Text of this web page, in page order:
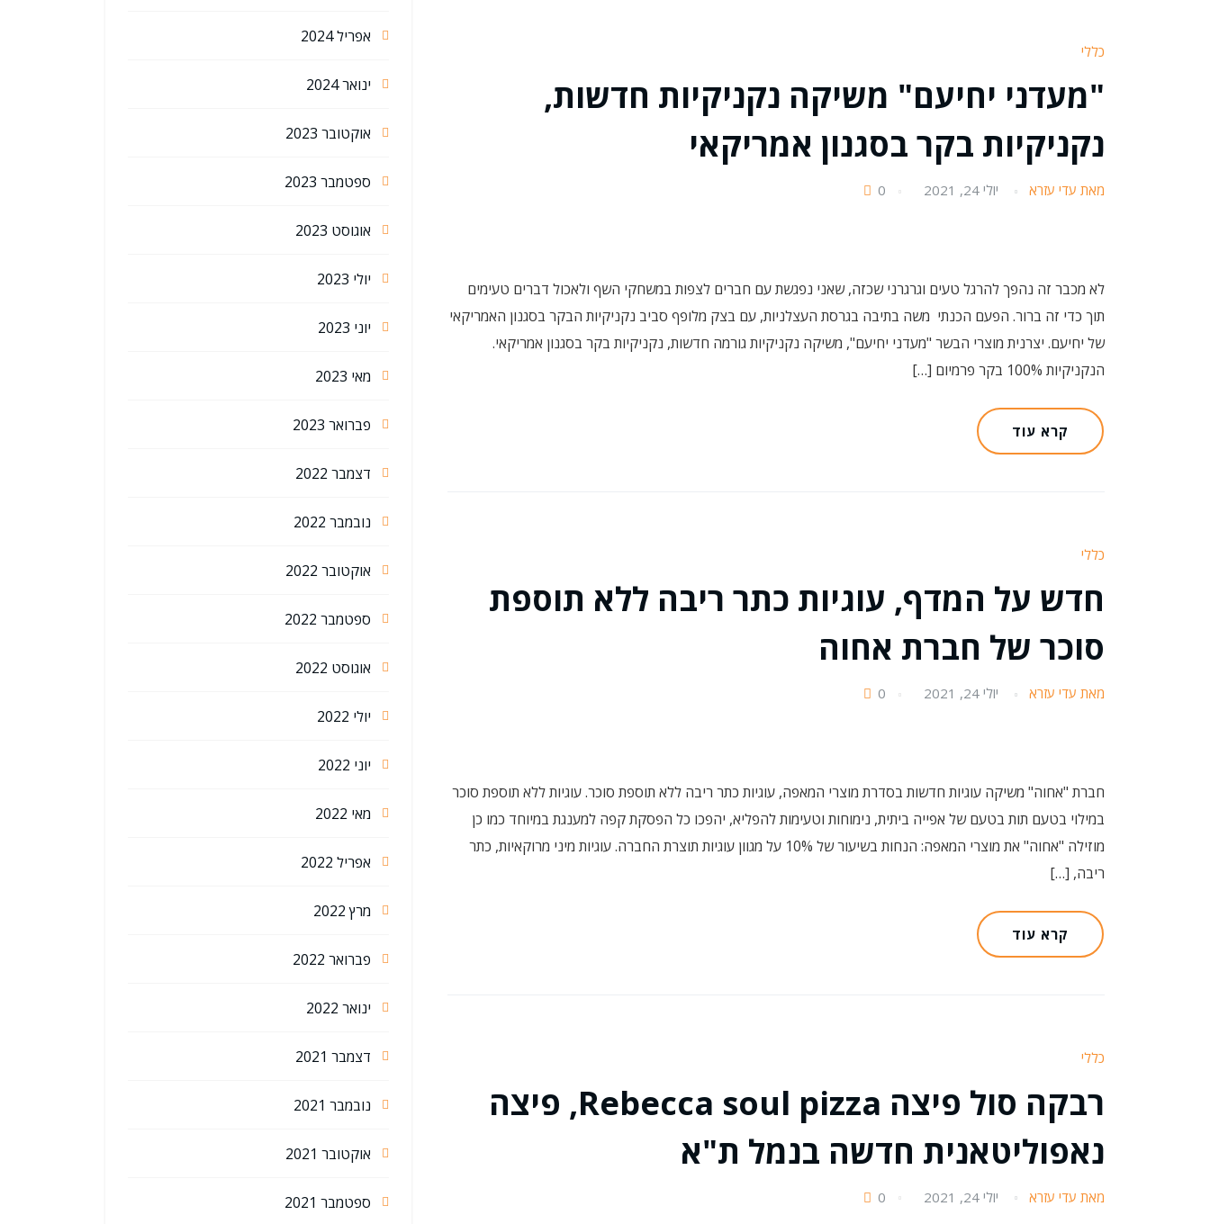
כללי
"מעדני יחיעם" משיקה נקניקיות חדשות,
נקניקיות בקר בסגנון אמריקאי
מאת עדי עזרא יולי 24, 2021 0
לא מכבר זה נהפך להרגל טעים וגרגרני שכזה, שאני נפגשת עם חברים לצפות במשחקי השף ולאכול דברים טעימים
תוך כדי זה ברור. הפעם הכנתי משה בתיבה בגרסת העצלניות, עם בצק מלופף סביב נקניקיות הבקר בסגנון האמריקאי
של יחיעם. יצרנית מוצרי הבשר "מעדני יחיעם", משיקה נקניקיות גורמה חדשות, נקניקיות בקר בסגנון אמריקאי.
הנקניקיות 100% בקר פרמיום […]
קרא עוד
כללי
חדש על המדף, עוגיות כתר ריבה ללא תוספת
סוכר של חברת אחוה
מאת עדי עזרא יולי 24, 2021 0
חברת "אחוה" משיקה עוגיות חדשות בסדרת מוצרי המאפה, עוגיות כתר ריבה ללא תוספת סוכר. עוגיות ללא תוספת סוכר
במילוי בטעם תות בטעם של אפייה ביתית, נימוחות וטעימות להפליא, יהפכו כל הפסקת קפה למענגת במיוחד כמו כן
מוזילה "אחוה" את מוצרי המאפה: הנחות בשיעור של 10% על מגוון עוגיות תוצרת החברה. עוגיות מיני מרוקאיות, כתר
ריבה, […]
קרא עוד
כללי
רבקה סול פיצה Rebecca soul pizza, פיצה
נאפוליטאנית חדשה בנמל ת"א
מאת עדי עזרא יולי 24, 2021 0
אפריל 2024
ינואר 2024
אוקטובר 2023
ספטמבר 2023
אוגוסט 2023
יולי 2023
יוני 2023
מאי 2023
פברואר 2023
דצמבר 2022
נובמבר 2022
אוקטובר 2022
ספטמבר 2022
אוגוסט 2022
יולי 2022
יוני 2022
מאי 2022
אפריל 2022
מרץ 2022
פברואר 2022
ינואר 2022
דצמבר 2021
נובמבר 2021
אוקטובר 2021
ספטמבר 2021